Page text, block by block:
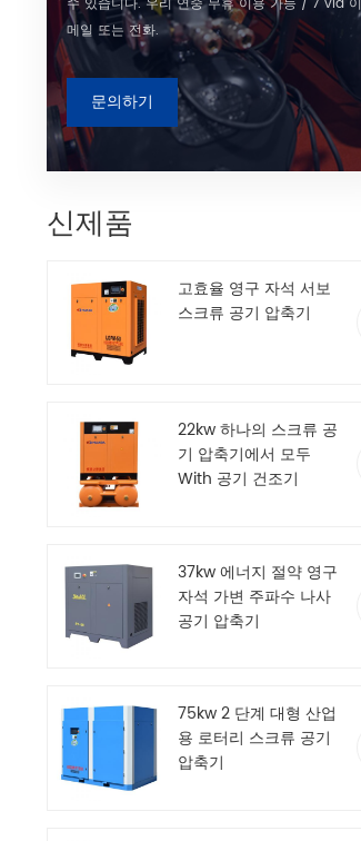
메일 또는 전화.
문의하기
신제품
고효율 영구 자석 서보
스크류 공기 압축기
22kw 하나의 스크류 공
기 압축기에서 모두
With 공기 건조기
37kw 에너지 절약 영구
자석 가변 주파수 나사
공기 압축기
75kw 2 단계 대형 산업
용 로터리 스크류 공기
압축기